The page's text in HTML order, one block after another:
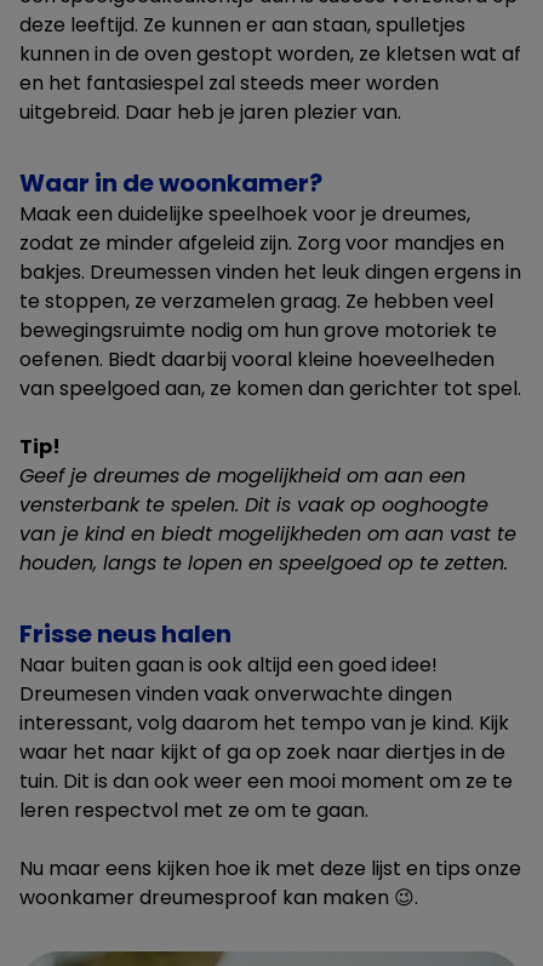
deze leeftijd. Ze kunnen er aan staan, spulletjes
kunnen in de oven gestopt worden, ze kletsen wat af
en het fantasiespel zal steeds meer worden
uitgebreid. Daar heb je jaren plezier van.
Waar in de woonkamer?
Maak een duidelijke speelhoek voor je dreumes,
zodat ze minder afgeleid zijn. Zorg voor mandjes en
bakjes. Dreumessen vinden het leuk dingen ergens in
te stoppen, ze verzamelen graag. Ze hebben veel
bewegingsruimte nodig om hun grove motoriek te
oefenen. Biedt daarbij vooral kleine hoeveelheden
van speelgoed aan, ze komen dan gerichter tot spel.
Tip!
Geef je dreumes de mogelijkheid om aan een
vensterbank te spelen. Dit is vaak op ooghoogte
van je kind en biedt mogelijkheden om aan vast te
houden, langs te lopen en speelgoed op te zetten.
Frisse neus halen
Naar buiten gaan is ook altijd een goed idee!
Dreumesen vinden vaak onverwachte dingen
interessant, volg daarom het tempo van je kind. Kijk
waar het naar kijkt of ga op zoek naar diertjes in de
tuin. Dit is dan ook weer een mooi moment om ze te
leren respectvol met ze om te gaan.
Nu maar eens kijken hoe ik met deze lijst en tips onze
woonkamer dreumesproof kan maken 😉.